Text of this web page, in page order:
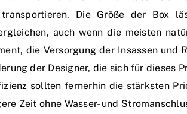
transportieren. Die Größe der Box
auch wenn die meisten
die Versorgung der Insassen und
der Designer, die sich für dieses
sollten fernerhin die stärksten
Zeit ohne Wasser- und